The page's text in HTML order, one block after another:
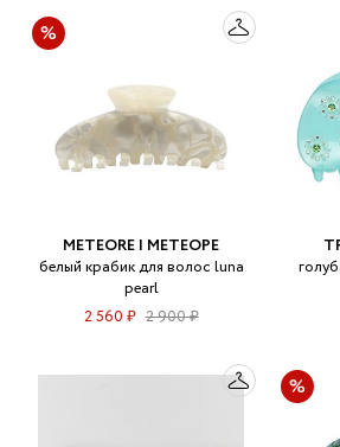
METEORE | МЕТЕОРЕ
белый крабик для волос luna
pearl
2 560 ₽ 2 900 ₽